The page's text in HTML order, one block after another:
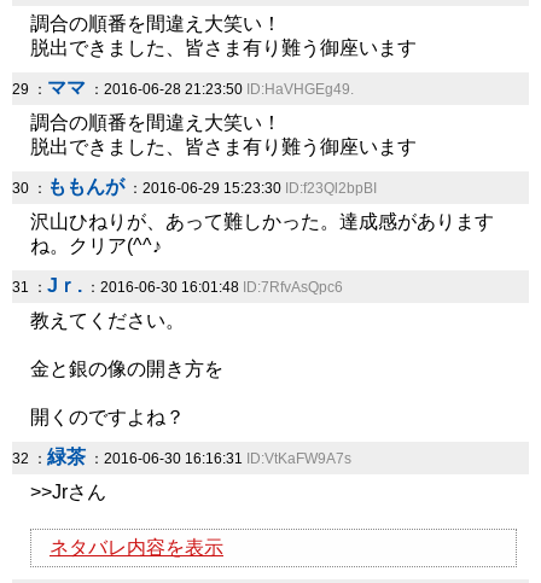
調合の順番を間違え大笑い！
脱出できました、皆さま有り難う御座います
29 ： ママ ：2016-06-28 21:23:50 ID:HaVHGEg49.
調合の順番を間違え大笑い！
脱出できました、皆さま有り難う御座います
30 ： ももんが：2016-06-29 15:23:30 ID:f23Ql2bpBI
沢山ひねりが、あって難しかった。達成感があります
ね。クリア(^^♪
31 ： Jｒ. ：2016-06-30 16:01:48 ID:7RfvAsQpc6
教えてください。
金と銀の像の開き方を
開くのですよね？
32 ： 緑茶 ：2016-06-30 16:16:31 ID:VtKaFW9A7s
>>Jrさん
ネタバレ内容を表示